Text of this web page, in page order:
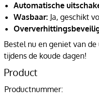
Automatische
Wasbaar: Ja, geschikt
Bestel nu en geniet van
tijdens de koude dagen!
Product
Productnummer: